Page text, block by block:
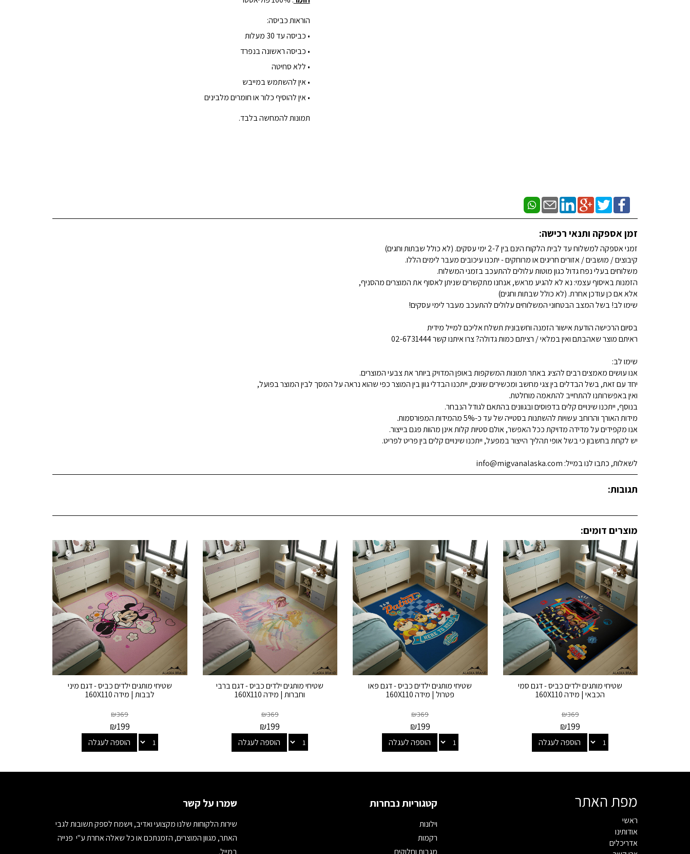
הוראות כביסה:
• כביסה עד 30 מעלות
• כביסה ראשונה בנפרד
• ללא סחיטה
• אין להשתמש במייבש
• אין להוסיף כלור או חומרים מלבינים
תמונות להמחשה בלבד.
זמן אספקה ותנאי רכישה:
זמני אספקה למשלוח עד לבית הלקוח הינם בין 2-7 ימי עסקים. (לא כולל שבתות וחגים)
קיבוצים / מושבים / אזורים חריגים או מרוחקים - יתכנו עיכובים מעבר לימים הללו.
משלוחים בעלי נפח גדול כגון מוטות עלולים להתעכב בזמני המשלוח.
הזמנות באיסוף עצמי: נא לא להגיע מראש, אנחנו מתקשרים שניתן לאסוף את המוצרים מהסניף,
אלא אם כן עודכן אחרת. (לא כולל שבתות וחגים)
שימו לב! בשל המצב הבטחוני המשלוחים עלולים להתעכב מעבר לימי עסקים!
בסיום הרכישה הודעת אישור הזמנה וחשבונית תשלח אליכם למייל מידית
ראיתם מוצר שאהבתם ואין במלאי / רציתם כמות גדולה? צרו איתנו קשר 02-6731444
שימו לב:
אנו עושים מאמצים רבים להציג באתר תמונות המשקפות באופן המדויק ביותר את צבעי המוצרים.
יחד עם זאת, בשל הבדלים בין צגי מחשב ומכשירים שונים, ייתכנו הבדלי גוון בין המוצר כפי שהוא נראה על המסך לבין המוצר בפועל,
ואין באפשרותנו להתחייב להתאמה מוחלטת.
בנוסף, ייתכנו שינויים קלים בדפוסים ובגוונים בהתאם לגודל הנבחר.
מידות האורך והרוחב עשויות להשתנות בסטייה של עד כ-5% מהמידות המפורסמות.
אנו מקפידים על מדידה מדויקת ככל האפשר, אולם סטיות קלות אינן מהוות פגם בייצור.
יש לקחת בחשבון כי בשל אופי תהליך הייצור במפעל, ייתכנו שינויים קלים בין פריט לפריט.
לשאלות, כתבו לנו במייל: info@migvanalaska.com
תגובות:
מוצרים דומים:
שטיחי מותגים ילדים כביס - דגם סמי
הכבאי | מידה 160X110
₪369
₪199
הוספה לעגלה
שטיחי מותגים ילדים כביס - דגם פאו
פטרול | מידה 160X110
₪369
₪199
הוספה לעגלה
שטיחי מותגים ילדים כביס - דגם ברבי
וחברות | מידה 160X110
₪369
₪199
הוספה לעגלה
שטיחי מותגים ילדים כביס - דגם מיני
לבבות | מידה 160X110
₪369
₪199
הוספה לעגלה
מפת האתר
ראשי
אודותינו
אדריכלים
קטגוריות נבחרות
וילונות
רקמות
מגבות וחלוקים
שמרו על קשר
שירות הלקוחות שלנו מקצועי ואדיב, וישמח לספק תשובות לגבי
האתר, מגוון המוצרים, הזמנתכם או כל שאלה אחרת ע"י פנייה
במייל.